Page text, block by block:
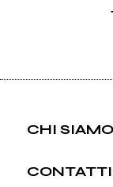
CHI SIAMO
CONTATTI